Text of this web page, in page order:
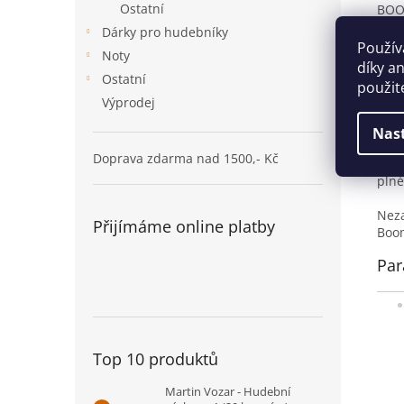
díky
Ostatní
Dárky pro hudebníky
Noty
Ostatní
Výprodej
Doprava zdarma nad 1500,- Kč
Přijímáme online platby
Top 10 produktů
Martin Vozar - Hudební